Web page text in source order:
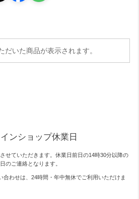
だいた商品が表示されます。
ンショップ休業日
せていただきます。休業日前日の14時30分以降の
のご連絡となります。
わせは、 24時間・年中無休でご利用いただけま